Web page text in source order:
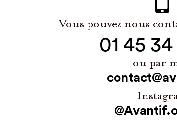
Vous pouvez nous
01 45
ou par